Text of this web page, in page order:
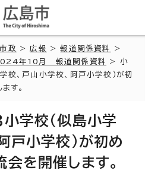
市政 >広報 >報道関係資料
>
年10月 報道関係資料
> 小
校、戸山小学校、阿戸小学校）が初
す。
学校（似島小学
戸小学校）が初め
を開催します。